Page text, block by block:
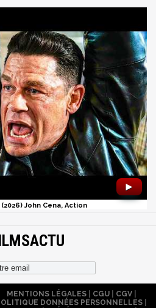
►
(2026) John Cena, Action
MENTIONS LÉGALES| CGU| CGV|
DONNÉES PERSONNELLES